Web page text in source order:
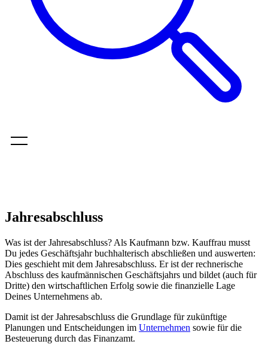
Jahresabschluss
Was ist der Jahresabschluss? Als Kaufmann bzw. Kauffrau musst
Du jedes Geschäftsjahr buchhalterisch abschließen und auswerten:
Dies geschieht mit dem Jahresabschluss. Er ist der rechnerische
Abschluss des kaufmännischen Geschäftsjahrs und bildet (auch für
Dritte) den wirtschaftlichen Erfolg sowie die finanzielle Lage
Deines Unternehmens ab.
Damit ist der Jahresabschluss die Grundlage für zukünftige
Planungen und Entscheidungen im Unternehmen sowie für die
Besteuerung durch das Finanzamt.